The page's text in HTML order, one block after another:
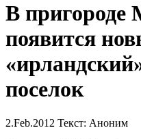
В пригороде
появится
поселок
2.Feb.2012 Текст: Аноним